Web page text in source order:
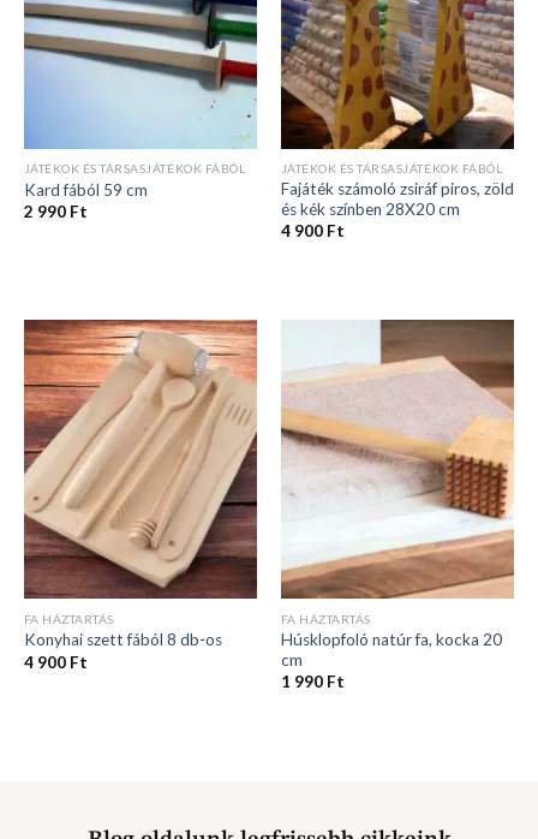
JÁTÉKOK ÉS TÁRSASJÁTÉKOK FÁBÓL
Kard fából 59 cm
2 990 Ft
JÁTÉKOK ÉS TÁRSASJÁTÉKOK FÁBÓL
Fajáték számoló zsiráf piros, zöld
és kék színben 28X20 cm
4 900 Ft
FA HÁZTARTÁS
Konyhai szett fából 8 db-os
4 900 Ft
FA HÁZTARTÁS
Húsklopfoló natúr fa, kocka 20
cm
1 990 Ft